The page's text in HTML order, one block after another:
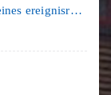
Schulfest am HSG: Gelungener Abschluss eines ereignisreichen Schuljahres